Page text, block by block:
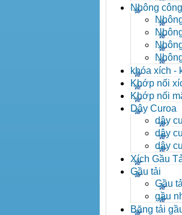
Nhông
khóa xích -
- khóa xích
Khớp nối
Khớp nối
Dây Curoa
dây
dây
dây
Xích Gầu
Gầu tải
Gầu
inox
gầu
HDPE
Băng tải